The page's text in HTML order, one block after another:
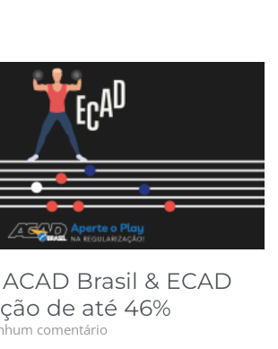
Brasil & ECAD
de até 46%
comentário